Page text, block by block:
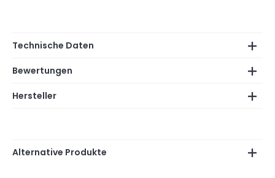
Technische Daten
Bewertungen
Hersteller
Alternative Produkte